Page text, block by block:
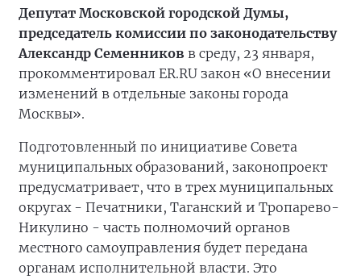
Депутат Московской городской Думы,
председатель комиссии по законодательству
Александр Семенников в среду, 23 января,
прокомментировал ER.RU закон «О внесении
изменений в отдельные законы города
Москвы».
Подготовленный по инициативе Совета
муниципальных образований, законопроект
предусматривает, что в трех муниципальных
округах - Печатники, Таганский и Тропарево-
Никулино - часть полномочий органов
местного самоуправления будет передана
органам исполнительной власти. Это